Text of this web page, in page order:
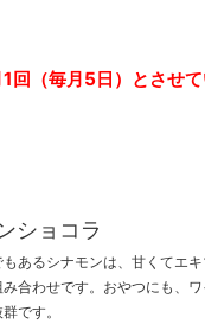
（毎月5日）とさせて
ショコラ
あるシナモンは、甘くてエ
合わせです。おやつにも、
です。